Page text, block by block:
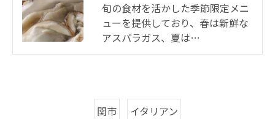
旬の食材を活かした季節限定メニ
ューを提供しており、春は新鮮な
アスパラガス、夏は…
関市 イタリアン